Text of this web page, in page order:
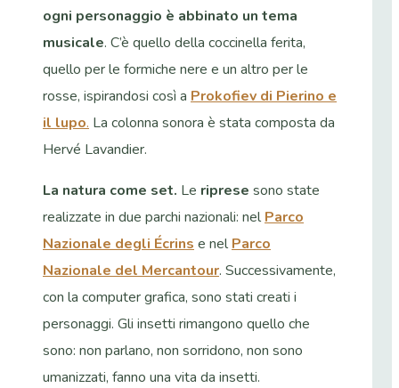
ogni personaggio è abbinato un tema
musicale. C’è quello della coccinella ferita,
quello per le formiche nere e un altro per le
rosse, ispirandosi così a Prokofiev di Pierino e
il lupo. La colonna sonora è stata composta da
Hervé Lavandier.
La natura come set. Le riprese sono state
realizzate in due parchi nazionali: nelParco
Nazionale degli Écrins e nelParco
Nazionale del Mercantour. Successivamente,
con la computer grafica, sono stati creati i
personaggi. Gli insetti rimangono quello che
sono: non parlano, non sorridono, non sono
umanizzati, fanno una vita da insetti.